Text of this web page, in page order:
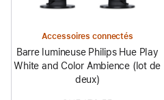
Accessoires connectés
Barre lumineuse Philips Hue Play
White and Color Ambience (lot de
deux)